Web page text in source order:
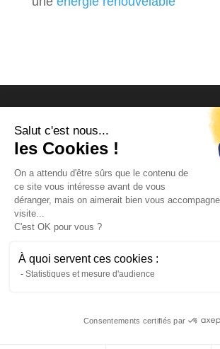
Salut c'est nous...
les Cookies !
On a attendu d'être sûrs que le contenu de
ce site vous intéresse avant de vous
déranger, mais on aimerait bien vous
visite...
C'est OK pour vous ?
À quoi servent ces cookies :
Statistiques et mesure d'audience
Consentements certifiés par